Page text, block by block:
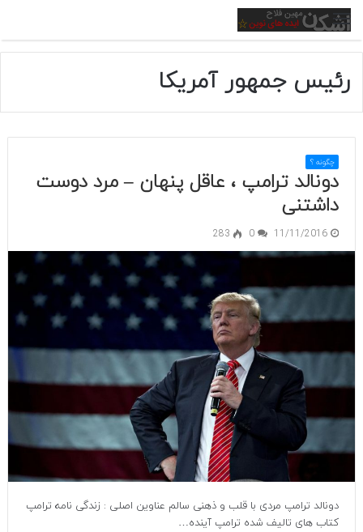
منو
رئیس جمهور آمریکا
چگونه ؟
دونالد ترامپ ، عاقل پنهان – مرد دوست
داشتنی
11/11/2016
0
283
دونالد ترامپ مردی با قلب و ذهنی سالم عناوین اصلی : زندگی نامه ترامپ
کتاب های تالیف شده ترامپ آینده…